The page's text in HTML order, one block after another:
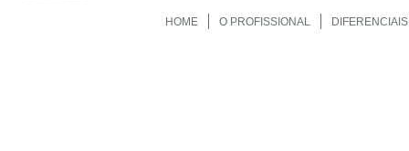
HOME O PROFISSIONAL DIFERENCIAIS